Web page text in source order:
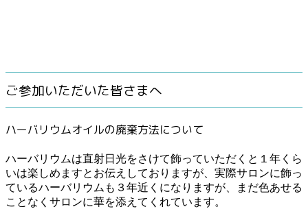
ご参加いただいた皆さまへ
ハーバリウムオイルの廃棄方法について
ハーバリウムは直射日光をさけて飾っていただくと１年くら
いは楽しめますとお伝えしておりますが、実際サロンに飾っ
ているハーバリウムも３年近くになりますが、まだ色あせる
ことなくサロンに華を添えてくれています。